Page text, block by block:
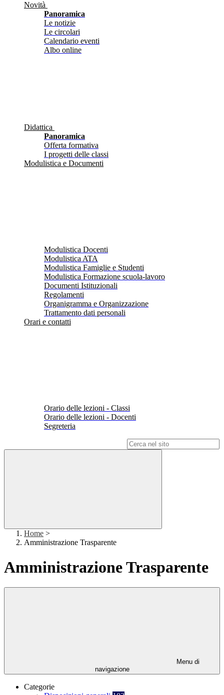
Novità
Panoramica
Le notizie
Le circolari
Calendario eventi
Albo online
Didattica
Panoramica
Offerta formativa
I progetti delle classi
Modulistica e Documenti
Modulistica Docenti
Modulistica ATA
Modulistica Famiglie e Studenti
Modulistica Formazione scuola-lavoro
Documenti Istituzionali
Regolamenti
Organigramma e Organizzazione
Trattamento dati personali
Orari e contatti
Orario delle lezioni - Classi
Orario delle lezioni - Docenti
Segreteria
Home >
Amministrazione Trasparente
Amministrazione Trasparente
Menu di
navigazione
Categorie